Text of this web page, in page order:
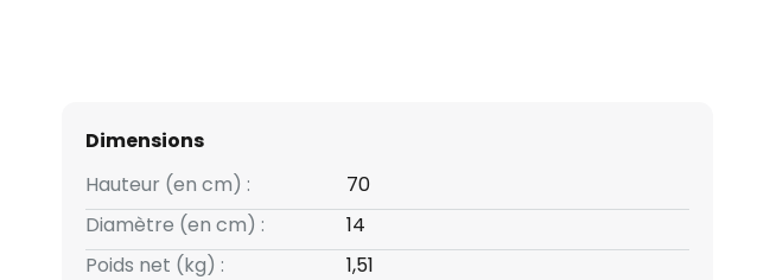
Dimensions
Hauteur (en cm) :
70
Diamètre (en cm) :
14
Poids net (kg) :
1,51